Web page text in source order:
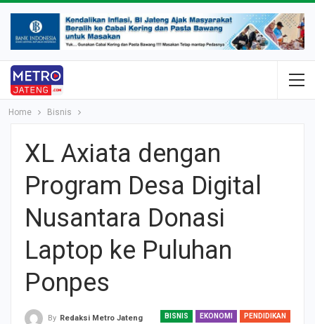
Home Bisnis
XL Axiata dengan
Program Desa Digital
Nusantara Donasi
Laptop ke Puluhan
Ponpes
BISNIS EKONOMI PENDIDIKAN
By Redaksi Metro Jateng